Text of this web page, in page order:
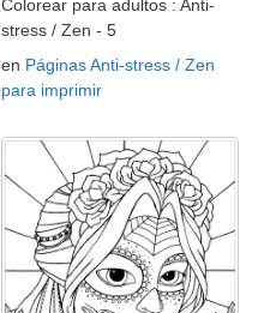
Colorear para adultos : Anti-
stress / Zen - 5
en Páginas Anti-stress / Zen
para imprimir